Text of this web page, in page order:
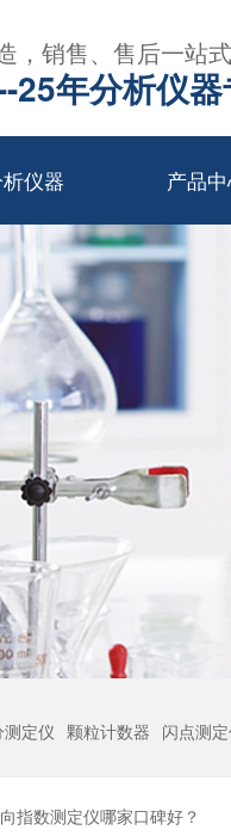
，销售、售后一站
25年分析仪
仪器 产品
定仪 颗粒计数器 闪点测
指数测定仪哪家口碑好？